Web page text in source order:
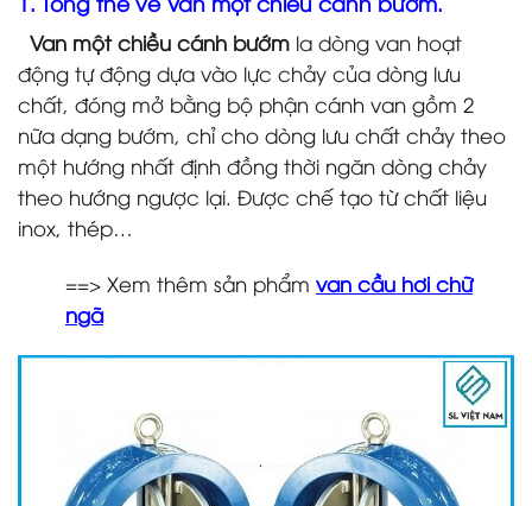
Van một chiều cánh bướm la dòng van hoạt
động tự động dựa vào lực chảy của dòng lưu
chất, đóng mở bằng bộ phận cánh van gồm 2
nữa dạng bướm, chỉ cho dòng lưu chất chảy theo
một hướng nhất định đồng thời ngăn dòng chảy
theo hướng ngược lại. Được chế tạo từ chất liệu
inox, thép…
==> Xem thêm sản phẩm van cầu hơi chữ
ngã